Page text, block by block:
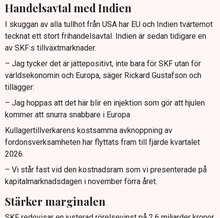
Handelsavtal med Indien
I skuggan av alla tullhot från USA har EU och Indien tvärtemot
tecknat ett stort frihandelsavtal. Indien är sedan tidigare en
av SKF:s tillväxtmarknader.
– Jag tycker det är jättepositivt, inte bara för SKF utan för
världsekonomin och Europa, säger Rickard Gustafson och
tillägger:
– Jag hoppas att det här blir en injektion som gör att hjulen
kommer att snurra snabbare i Europa
Kullagertillverkarens kostsamma avknoppning av
fordonsverksamheten har flyttats fram till fjärde kvartalet
2026.
– Vi står fast vid den kostnadsram som vi presenterade på
kapitalmarknadsdagen i november förra året.
Stärker marginalen